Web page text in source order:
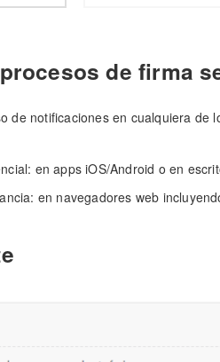
de firma
de notificaciones en cualquiera
en apps iOS/Android o en
en navegadores web